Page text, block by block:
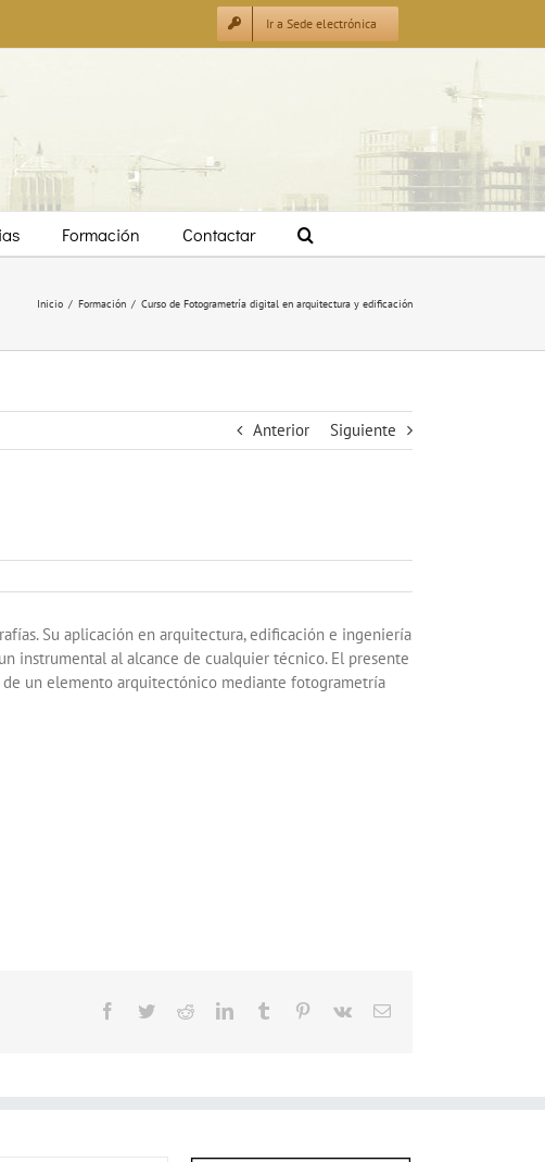
Ir a Sede electrónica
Formación Contactar
Inicio / Formación / Curso de Fotogrametría digital en arquitectura y edificación
Anterior Siguiente
Su aplicación en arquitectura, edificación e ingeniería
instrumental al alcance de cualquier técnico. El presente
un elemento arquitectónico mediante fotogrametría
Facebook
TwitterRedditLinkedInTumblr Pinterest
Vk
Correo